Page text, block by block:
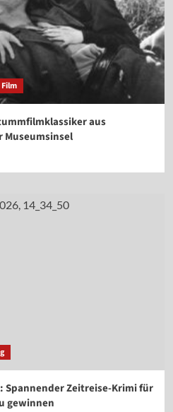
Film
aus
Museumsinsel
Spannender Zeitreise-Krimi für
gewinnen